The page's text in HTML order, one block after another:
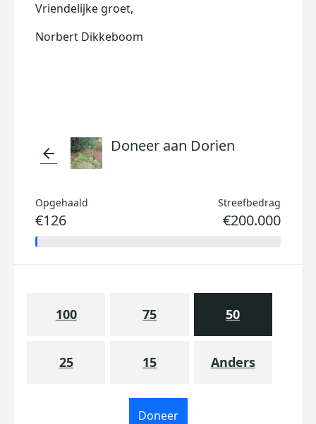
Vriendelijke groet,
Norbert Dikkeboom
arrow_back Doneer aan Dorien
Opgehaald
€126
Streefbedrag
€200.000
100 75 50
25 15 Anders
Doneer